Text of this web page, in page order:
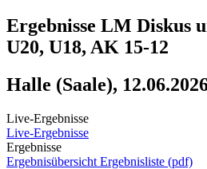
Ergebnisse LM Diskus
U20, U18, AK 15-12
Halle (Saale),
Live-Ergebnisse
Live-Ergebnisse
Ergebnisse
Ergebnisübersicht Ergebnisliste (pdf)